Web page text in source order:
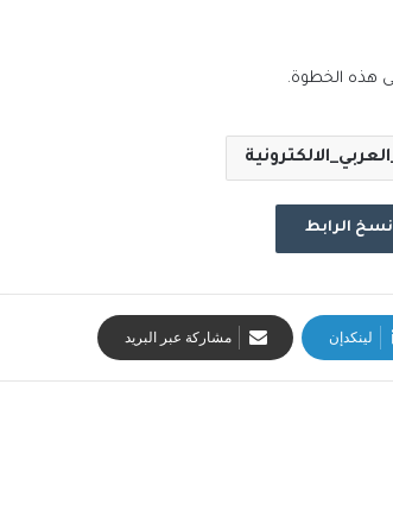
هذه الخطوة.
نسخ الرابط
لينكدإن مشاركة عبر البريد